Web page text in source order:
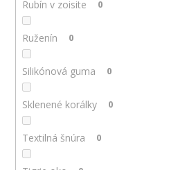
Rubín v zoisite 0
Ruženín 0
Silikónová guma 0
Sklenené korálky 0
Textilná šnúra 0